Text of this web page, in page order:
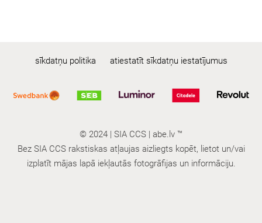
sīkdatņu politika atiestatīt sīkdatņu iestatījumus
© 2024 | SIA CCS | abe.lv ™
Bez SIA CCS rakstiskas atļaujas aizliegts kopēt, lietot un/vai
izplatīt mājas lapā iekļautās fotogrāfijas un informāciju.